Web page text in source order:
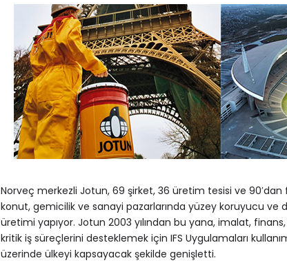
Norveç merkezli Jotun, 69 şirket, 36 üretim tesisi ve
konut, gemicilik ve sanayi pazarlarında yüzey koruyucu ve
üretimi yapıyor. Jotun 2003 yılından bu yana, imalat,
kritik iş süreçlerini desteklemek için IFS Uygulamaları
üzerinde ülkeyi kapsayacak şekilde genişletti.